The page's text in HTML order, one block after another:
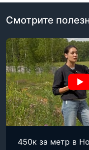
Смотрите
450к за метр в